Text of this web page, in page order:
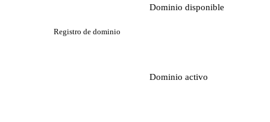
Dominio disponible
Registro de dominio
Dominio activo